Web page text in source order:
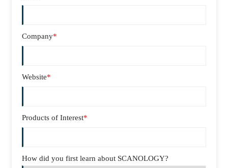
Company*
Website*
Products of Interest*
How did you first learn about SCANOLOGY?